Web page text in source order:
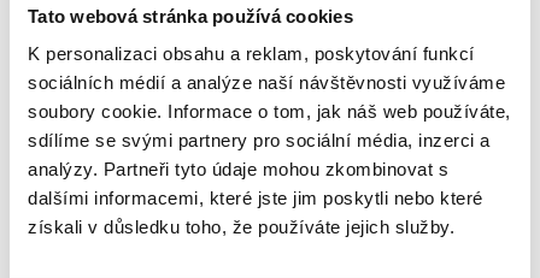
Tato webová stránka používá cookies
K personalizaci obsahu a reklam, poskytování funkcí
sociálních médií a analýze naší návštěvnosti využíváme
soubory cookie. Informace o tom, jak náš web používáte,
sdílíme se svými partnery pro sociální média, inzerci a
analýzy. Partneři tyto údaje mohou zkombinovat s
dalšími informacemi, které jste jim poskytli nebo které
získali v důsledku toho, že používáte jejich služby.
UMÍSTĚNÍ OBJEKTU
+
−